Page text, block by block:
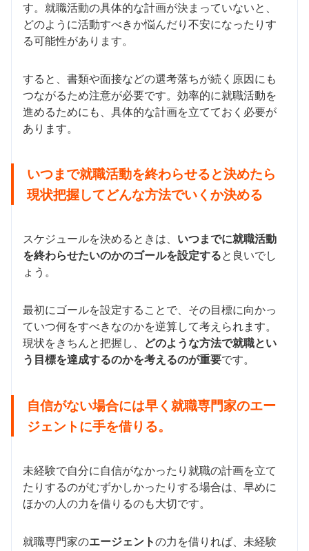
す。就職活動の具体的な計画が決まっていないと、
どのように活動すべきか悩んだり不安になったりす
る可能性があります。
すると、書類や面接などの選考落ちが続く原因にも
つながるため注意が必要です。効率的に就職活動を
進めるためにも、具体的な計画を立てておく必要が
あります。
いつまで就職活動を終わらせると決めたら
現状把握してどんな方法でいくか決める
スケジュールを決めるときは、 いつまでに就職活動
を終わらせたいのかのゴールを設定すると良いでし
ょう。
最初にゴールを設定することで、その目標に向かっ
ていつ何をすべきなのかを逆算して考えられます。
現状をきちんと把握し、
どのような方法で就職とい
う目標を達成するのかを考えるのが重要です。
自信がない場合には早く就職専門家のエー
ジェントに手を借りる。
未経験で自分に自信がなかったり就職の計画を立て
たりするのがむずかしかったりする場合は、早めに
ほかの人の力を借りるのも大切です。
就職専門家のエージェントの力を借りれば、未経験